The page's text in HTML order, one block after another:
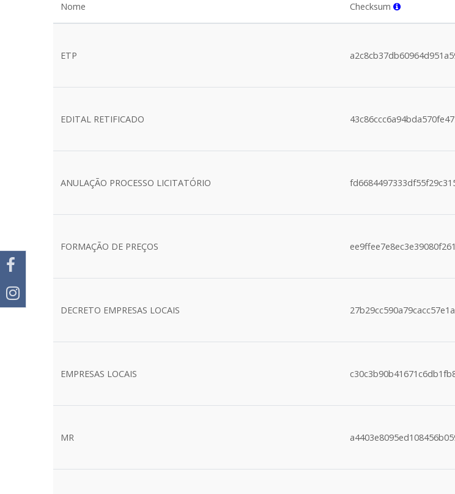
Nome Checksum
ETP
EDITAL RETIFICADO
ANULAÇÃO PROCESSO LICITATÓRIO
FORMAÇÃO DE PREÇOS
DECRETO EMPRESAS LOCAIS
EMPRESAS LOCAIS
MR